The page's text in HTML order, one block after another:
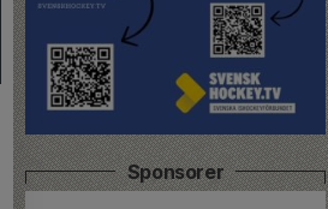
Sponsorer